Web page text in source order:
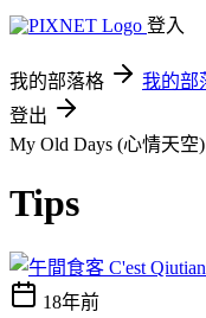
登入
我的部落格 我的部
登出
My Old Days (心情天空)
Tips
18年前